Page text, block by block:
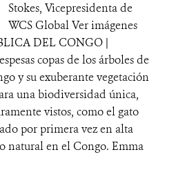
Stokes, Vicepresidenta de
WCS Global Ver imágenes
DEL CONGO |
copas de los árboles de
y su exuberante vegetación
una biodiversidad única,
vistos, como el gato
por primera vez en alta
natural en el Congo. Emma